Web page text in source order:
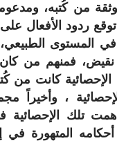
من كُتبه،
ردود الأفعال
المستوى الطبيعي،
نقيض، فمنهم من
كانت من
، وأخيراً
ساهمت تلك
المتهورة في